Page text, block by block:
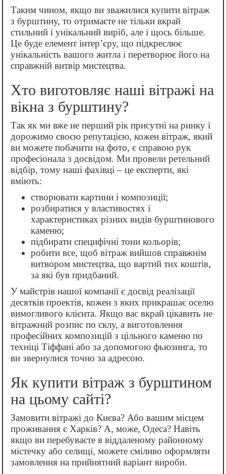
Таким чином, якщо ви зважилися купити вітраж
з бурштину, то отримаєте не тільки вкрай
стильний і унікальний виріб, але і щось більше.
Це буде елемент інтер’єру, що підкреслює
унікальність вашого житла і перетворює його на
справжній витвір мистецтва.
Хто виготовляє наші вітражі на
вікна з бурштину?
Так як ми вже не перший рік присутні на ринку і
дорожимо своєю репутацією, кожен вітраж, який
ви можете побачити на фото, є справою рук
професіонала з досвідом. Ми провели ретельний
відбір, тому наші фахівці – це експерти, які
вміють:
створювати картини і композиції;
розбиратися у властивостях і
характеристиках різних видів бурштинового
каменю;
підбирати специфічні тони кольорів;
робити все, щоб вітраж вийшов справжнім
витвором мистецтва, що вартий тих коштів,
за які був придбаний.
У майстрів нашої компанії є досвід реалізації
десятків проектів, кожен з яких прикрашає оселю
вимогливого клієнта. Якщо вас вкрай цікавить не
вітражний розпис по склу, а виготовлення
професійних композицій з цільного каменю по
техніці Тіффані або за допомогою фьюзинга, то
ви звернулися точно за адресою.
Як купити вітраж з бурштином
на цьому сайті?
Замовити вітражі до Києва? Або вашим місцем
проживання є Харків? А, може, Одеса? Навіть
якщо ви перебуваєте в віддаленому районному
містечку або селищі, можете сміливо оформляти
замовлення на прийнятний варіант вироби.